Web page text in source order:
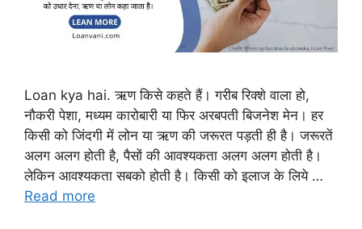
Loan kya hai. ऋण किसे कहते हैं। गरीब रिक्शे वाला हो,
नौकरी पेशा, मध्यम कारोबारी या फिर अरबपती बिजनेश मेन। हर
किसी को जिंदगी में लोन या ऋण की जरूरत पड़ती ही है। जरूरतें
अलग अलग होती है, पैसों की आवश्यकता अलग अलग होती है।
लेकिन आवश्यकता सबको होती है। किसी को इलाज के लिये …
Read more